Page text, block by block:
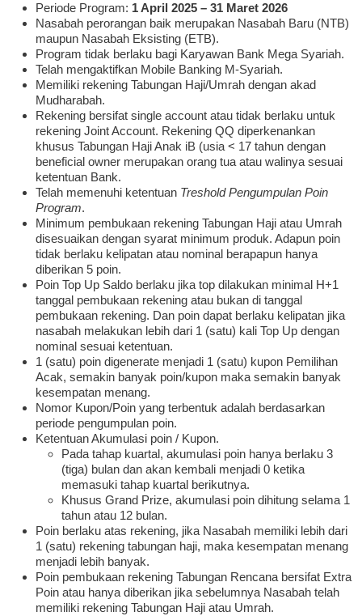
Periode Program: 1 April 2025 – 31 Maret 2026
Nasabah perorangan baik merupakan Nasabah Baru (NTB)
maupun Nasabah Eksisting (ETB).
Program tidak berlaku bagi Karyawan Bank Mega Syariah.
Telah mengaktifkan Mobile Banking M-Syariah.
Memiliki rekening Tabungan Haji/Umrah dengan akad
Mudharabah.
Rekening bersifat single account atau tidak berlaku untuk
rekening Joint Account. Rekening QQ diperkenankan
khusus Tabungan Haji Anak iB (usia < 17 tahun dengan
beneficial owner merupakan orang tua atau walinya sesuai
ketentuan Bank.
Telah memenuhi ketentuan Treshold Pengumpulan Poin
Program.
Minimum pembukaan rekening Tabungan Haji atau Umrah
disesuaikan dengan syarat minimum produk. Adapun poin
tidak berlaku kelipatan atau nominal berapapun hanya
diberikan 5 poin.
Poin Top Up Saldo berlaku jika top dilakukan minimal H+1
tanggal pembukaan rekening atau bukan di tanggal
pembukaan rekening. Dan poin dapat berlaku kelipatan jika
nasabah melakukan lebih dari 1 (satu) kali Top Up dengan
nominal sesuai ketentuan.
1 (satu) poin digenerate menjadi 1 (satu) kupon Pemilihan
Acak, semakin banyak poin/kupon maka semakin banyak
kesempatan menang.
Nomor Kupon/Poin yang terbentuk adalah berdasarkan
periode pengumpulan poin.
Ketentuan Akumulasi poin / Kupon.
Pada tahap kuartal, akumulasi poin hanya berlaku 3
(tiga) bulan dan akan kembali menjadi 0 ketika
memasuki tahap kuartal berikutnya.
Khusus Grand Prize, akumulasi poin dihitung selama 1
tahun atau 12 bulan.
Poin berlaku atas rekening, jika Nasabah memiliki lebih dari
1 (satu) rekening tabungan haji, maka kesempatan menang
menjadi lebih banyak.
Poin pembukaan rekening Tabungan Rencana bersifat Extra
Poin atau hanya diberikan jika sebelumnya Nasabah telah
memiliki rekening Tabungan Haji atau Umrah.